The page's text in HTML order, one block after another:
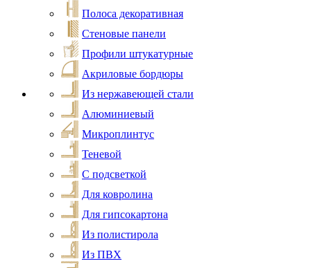
Полоса декоративная
Стеновые панели
Профили штукатурные
Акриловые бордюры
Из нержавеющей стали
Алюминиевый
Микроплинтус
Теневой
С подсветкой
Для ковролина
Для гипсокартона
Из полистирола
Из ПВХ